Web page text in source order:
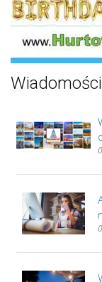
Wiadomości